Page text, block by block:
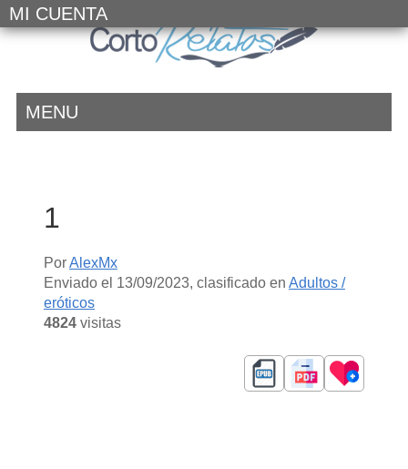
MI CUENTA
MENU
1
PorAlexMx
Enviado el 13/09/2023, clasificado en Adultos /
eróticos
4824visitas